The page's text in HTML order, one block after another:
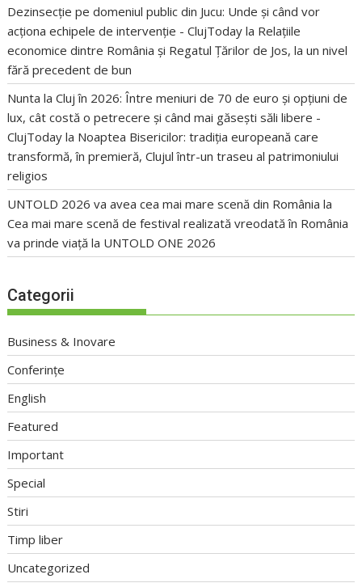
Dezinsecție pe domeniul public din Jucu: Unde și când vor
acționa echipele de intervenție - ClujToday la Relațiile
economice dintre România și Regatul Țărilor de Jos, la un nivel
fără precedent de bun
Nunta la Cluj în 2026: Între meniuri de 70 de euro și opțiuni de
lux, cât costă o petrecere și când mai găsești săli libere -
ClujToday la Noaptea Bisericilor: tradiția europeană care
transformă, în premieră, Clujul într-un traseu al patrimoniului
religios
UNTOLD 2026 va avea cea mai mare scenă din România la
Cea mai mare scenă de festival realizată vreodată în România
va prinde viață la UNTOLD ONE 2026
Categorii
Business & Inovare
Conferințe
English
Featured
Important
Special
Stiri
Timp liber
Uncategorized